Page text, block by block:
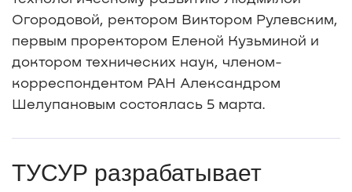
Огородовой, ректором Виктором Рулевским,
первым проректором Еленой Кузьминой и
доктором технических наук, членом-
корреспондентом РАН Александром
Шелупановым состоялась 5 марта.
ТУСУР разрабатывает